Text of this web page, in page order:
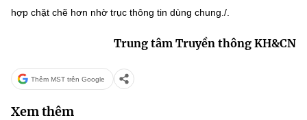
hợp chặt chẽ hơn nhờ trục thông tin dùng chung./.
Trung tâm Truyền thông KH&CN
Thêm MST trên Google
Xem thêm